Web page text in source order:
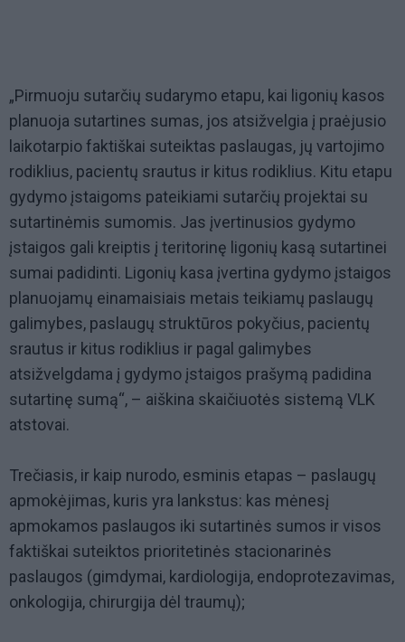
„Pirmuoju sutarčių sudarymo etapu, kai ligonių kasos
planuoja sutartines sumas, jos atsižvelgia į praėjusio
laikotarpio faktiškai suteiktas paslaugas, jų vartojimo
rodiklius, pacientų srautus ir kitus rodiklius. Kitu etapu
gydymo įstaigoms pateikiami sutarčių projektai su
sutartinėmis sumomis. Jas įvertinusios gydymo
įstaigos gali kreiptis į teritorinę ligonių kasą sutartinei
sumai padidinti. Ligonių kasa įvertina gydymo įstaigos
planuojamų einamaisiais metais teikiamų paslaugų
galimybes, paslaugų struktūros pokyčius, pacientų
srautus ir kitus rodiklius ir pagal galimybes
atsižvelgdama į gydymo įstaigos prašymą padidina
sutartinę sumą“, – aiškina skaičiuotės sistemą VLK
atstovai.
Trečiasis, ir kaip nurodo, esminis etapas – paslaugų
apmokėjimas, kuris yra lankstus: kas mėnesį
apmokamos paslaugos iki sutartinės sumos ir visos
faktiškai suteiktos prioritetinės stacionarinės
paslaugos (gimdymai, kardiologija, endoprotezavimas,
onkologija, chirurgija dėl traumų);